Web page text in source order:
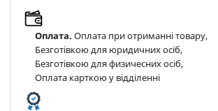
Оплата. Оплата при отриманні товару,
Безготівкою для юридичних осіб,
Безготівкою для физичесних осіб,
Оплата карткою у відділенні